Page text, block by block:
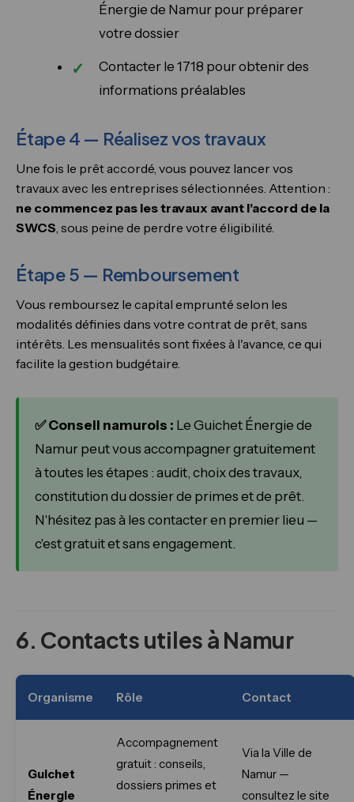
Énergie de Namur pour préparer
votre dossier
Contacter le 1718 pour obtenir des
informations préalables
Étape 4 — Réalisez vos travaux
Une fois le prêt accordé, vous pouvez lancer vos
travaux avec les entreprises sélectionnées. Attention :
ne commencez pas les travaux avant l'accord de la
SWCS, sous peine de perdre votre éligibilité.
Étape 5 — Remboursement
Vous remboursez le capital emprunté selon les
modalités définies dans votre contrat de prêt, sans
intérêts. Les mensualités sont fixées à l'avance, ce qui
facilite la gestion budgétaire.
✅ Conseil namurois : Le Guichet Énergie de
Namur peut vous accompagner gratuitement
à toutes les étapes : audit, choix des travaux,
constitution du dossier de primes et de prêt.
N'hésitez pas à les contacter en premier lieu —
c'est gratuit et sans engagement.
6. Contacts utiles à Namur
Organisme Rôle Contact
Guichet
Énergie
Accompagnement
gratuit : conseils,
dossiers primes et
Via la Ville de
Namur —
consultez le site